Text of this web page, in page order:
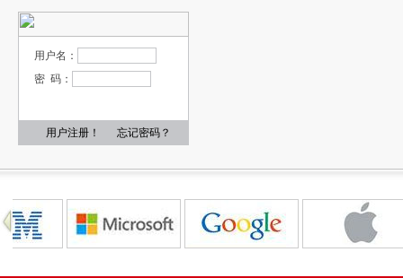
用户名：
密 码：
用户注册！ 忘记密码？